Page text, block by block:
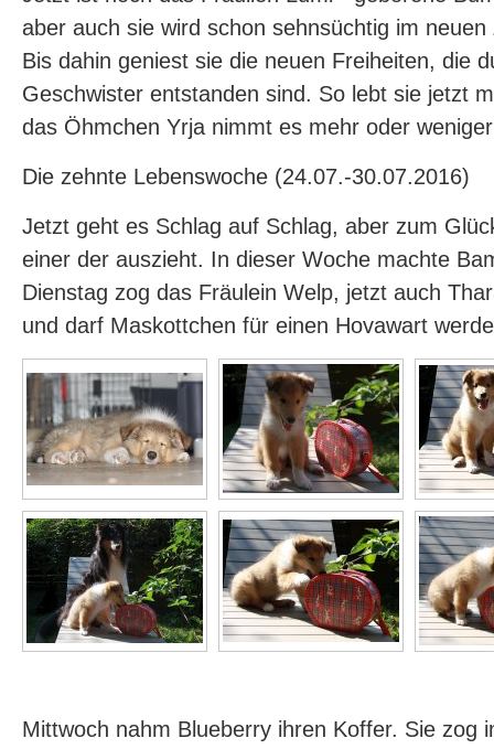
aber auch sie wird schon sehnsüchtig im
Bis dahin geniest sie die neuen Freiheiten, die
Geschwister entstanden sind. So lebt sie jetzt
das Öhmchen Yrja nimmt es mehr oder
Die zehnte Lebenswoche (24.07.-30.07.2016)
Jetzt geht es Schlag auf Schlag, aber zum
einer der auszieht. In dieser Woche machte
Dienstag zog das Fräulein Welp, jetzt auch
und darf Maskottchen für einen Hovawart
Mittwoch nahm Blueberry ihren Koffer. Sie zog